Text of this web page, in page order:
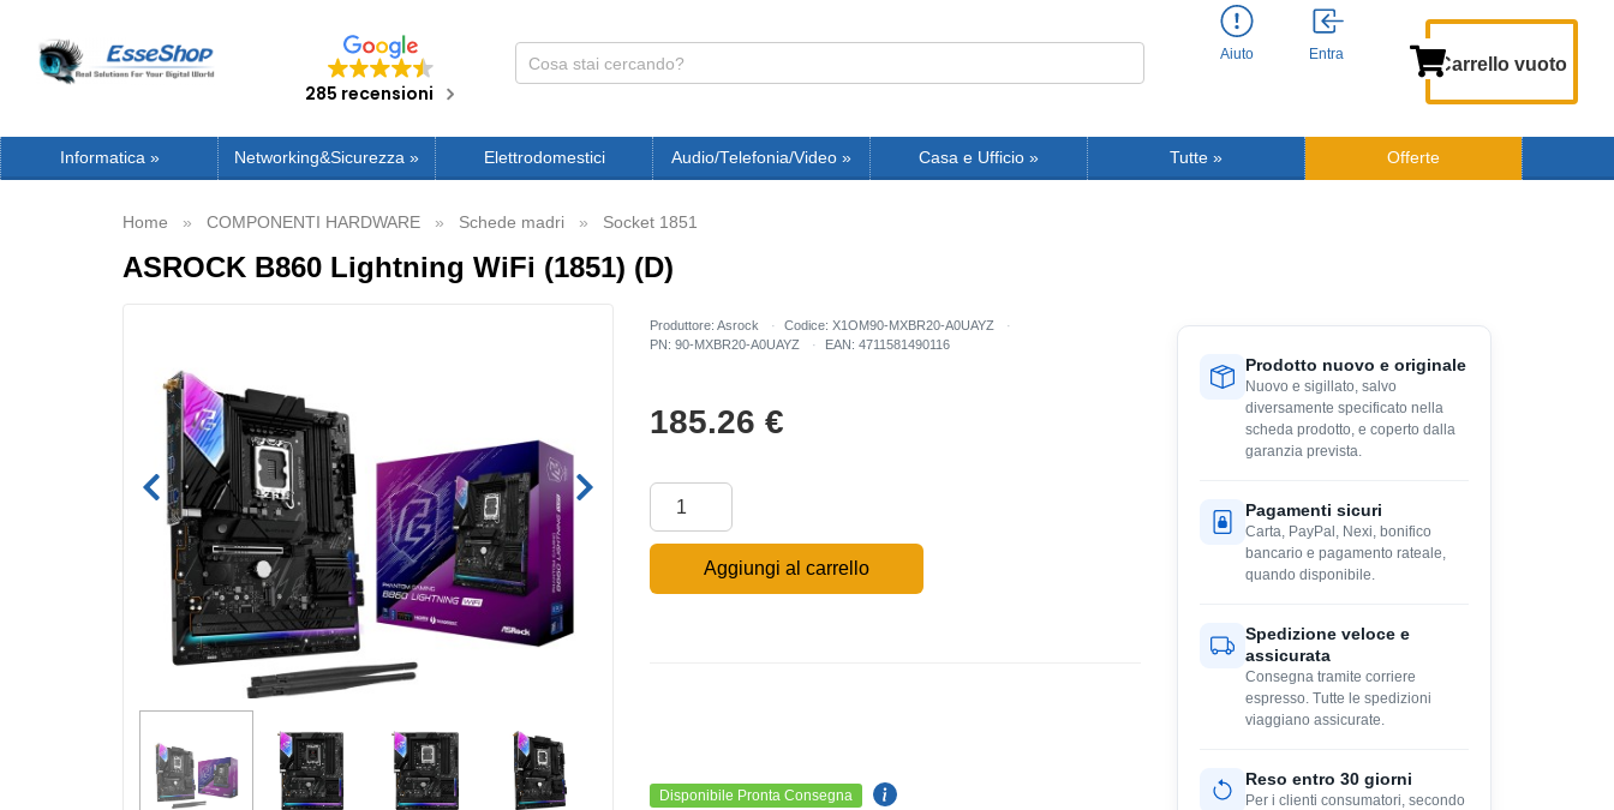
285 recensioni
Aiuto Entra Carrello vuoto
Informatica» Networking&Sicurezza » Elettrodomestici Audio/Telefonia/Video » Casa e Ufficio » Tutte » Offerte
Home COMPONENTI HARDWARE Schede madri Socket 1851
ASROCK B860 Lightning WiFi (1851) (D)
Produttore: Asrock
Codice: X1OM90-MXBR20-A0UAYZ
PN: 90-MXBR20-A0UAYZ
EAN: 4711581490116
185.26 €
Aggiungi al carrello
Disponibile Pronta Consegna
Prodotto nuovo e originale
Nuovo e sigillato, salvo
diversamente specificato nella
scheda prodotto, e coperto dalla
garanzia prevista.
Pagamenti sicuri
Carta, PayPal, Nexi, bonifico
bancario e pagamento rateale,
quando disponibile.
Spedizione veloce e
assicurata
Consegna tramite corriere
espresso. Tutte le spedizioni
viaggiano assicurate.
Reso entro 30 giorni
Per i clienti consumatori, secondo